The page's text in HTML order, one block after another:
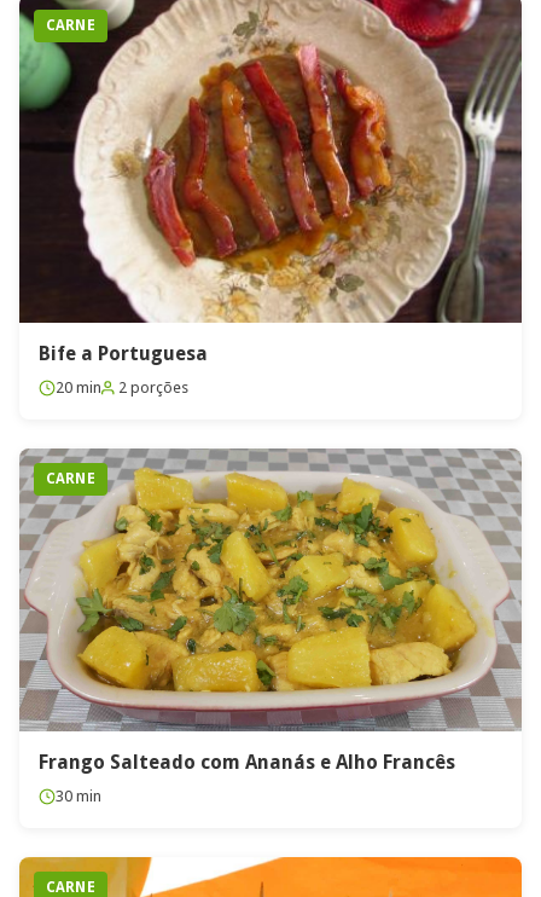
CARNE
Bife a Portuguesa
20 min 2 porções
CARNE
Frango Salteado com Ananás e Alho Francês
30 min
CARNE